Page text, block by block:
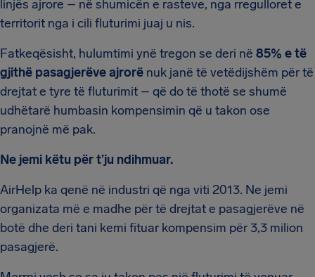
linjës ajrore – në shumicën e rasteve, nga rregulloret e
territorit nga i cili fluturimi juaj u nis.
Fatkeqësisht, hulumtimi ynë tregon se deri në 85% e të
gjithë pasagjerëve ajrorë nuk janë të vetëdijshëm për të
drejtat e tyre të fluturimit – që do të thotë se shumë
udhëtarë humbasin kompensimin që u takon ose
pranojnë më pak.
Ne jemi këtu për t’ju ndihmuar.
AirHelp ka qenë në industri që nga viti 2013. Ne jemi
organizata më e madhe për të drejtat e pasagjerëve në
botë dhe deri tani kemi fituar kompensim për 3,3 milion
pasagjerë.